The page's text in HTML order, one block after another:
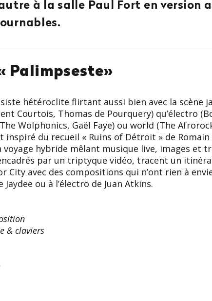
à la salle Paul Fort en version
Palimpseste»
hétéroclite flirtant aussi bien avec la scène
Courtois, Thomas de Pourquery) qu’électro
Wolphonics, Gaël Faye) ou world (The
du recueil « Ruins of Détroit » de
voyage hybride mêlant musique live, images et
par un triptyque vidéo, tracent un
City avec des compositions qui n’ont rien à
ou à l’électro de Juan Atkins.
& claviers